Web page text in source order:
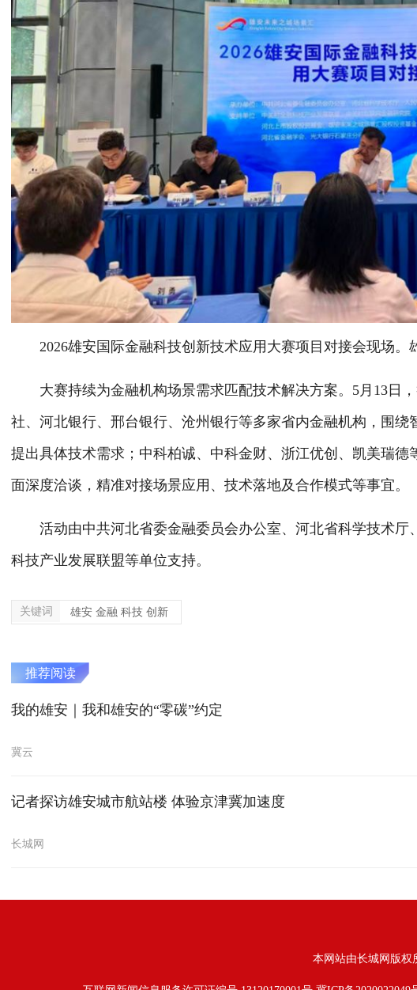
2026雄安国际金融科技创新技术应用大赛项目对接会现场。
大赛持续为金融机构场景需求匹配技术解决方案。5月13日
社、河北银行、邢台银行、沧州银行等多家省内金融机构，围
提出具体技术需求；中科柏诚、中科金财、浙江优创、凯美瑞
面深度洽谈，精准对接场景应用、技术落地及合作模式等事宜。
活动由中共河北省委金融委员会办公室、河北省科学技术厅
科技产业发展联盟等单位支持。
关键词 雄安 金融 科技 创新
推荐阅读
我的雄安｜我和雄安的“零碳”约定
冀云
记者探访雄安城市航站楼 体验京津冀加速度
长城网
本网站由长城网版权